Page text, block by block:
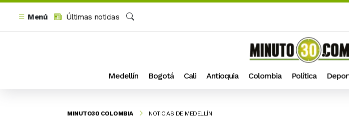
Menú
Últimas noticias
Medellín Bogotá Cali Antioquia Colombia Política
MINUTO30 COLOMBIA NOTICIAS DE MEDELLÍN